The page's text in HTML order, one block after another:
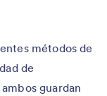
métodos de
de
guardan